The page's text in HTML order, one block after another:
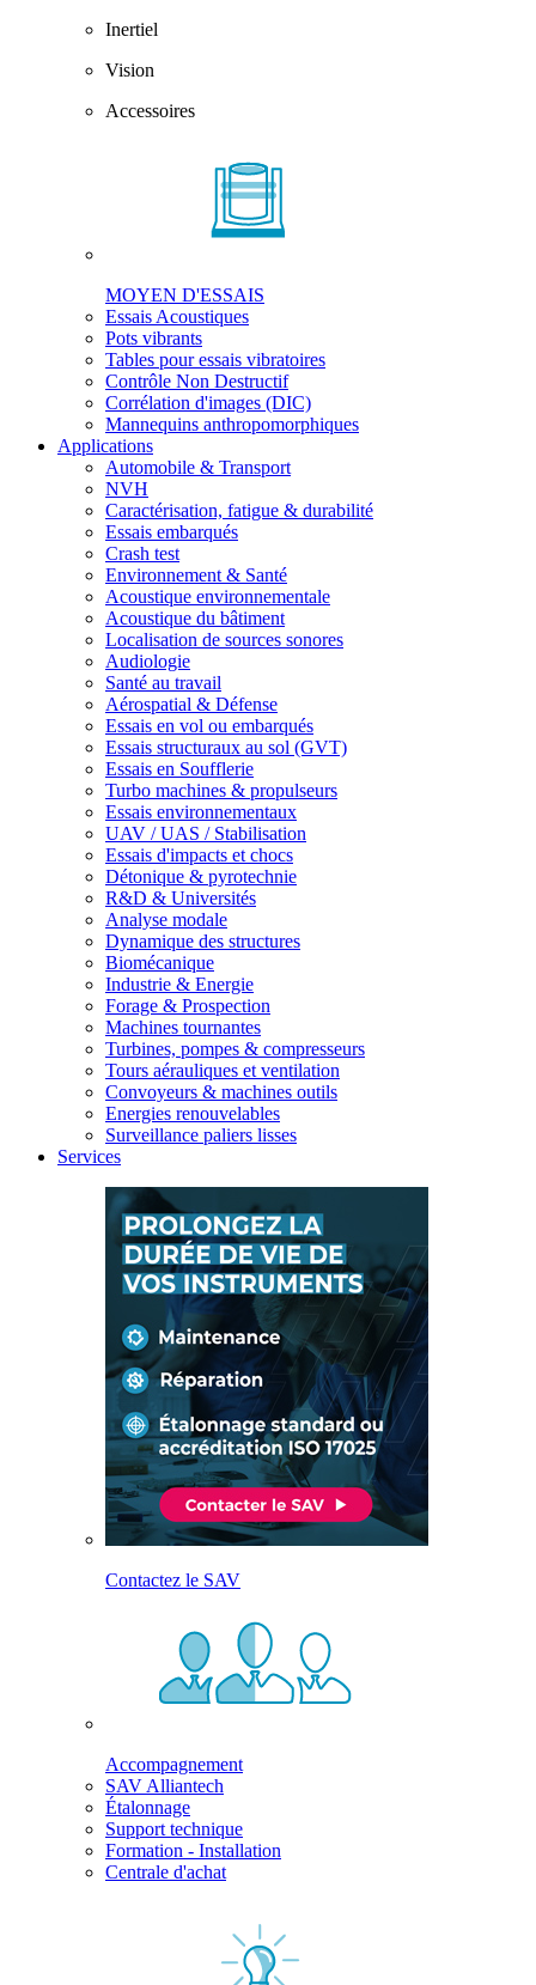
Inertiel
Vision
Accessoires
MOYEN D'ESSAIS
Essais Acoustiques
Pots vibrants
Tables pour essais vibratoires
Contrôle Non Destructif
Corrélation d'images (DIC)
Mannequins anthropomorphiques
Applications
Automobile & Transport
NVH
Caractérisation, fatigue & durabilité
Essais embarqués
Crash test
Environnement & Santé
Acoustique environnementale
Acoustique du bâtiment
Localisation de sources sonores
Audiologie
Santé au travail
Aérospatial & Défense
Essais en vol ou embarqués
Essais structuraux au sol (GVT)
Essais en Soufflerie
Turbo machines & propulseurs
Essais environnementaux
UAV / UAS / Stabilisation
Essais d'impacts et chocs
Détonique & pyrotechnie
R&D & Universités
Analyse modale
Dynamique des structures
Biomécanique
Industrie & Energie
Forage & Prospection
Machines tournantes
Turbines, pompes & compresseurs
Tours aérauliques et ventilation
Convoyeurs & machines outils
Energies renouvelables
Surveillance paliers lisses
Services
Contactez le SAV
Accompagnement
SAV Alliantech
Étalonnage
Support technique
Formation - Installation
Centrale d'achat